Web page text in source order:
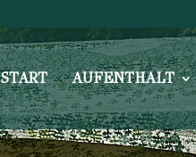
START AUFENTHALT